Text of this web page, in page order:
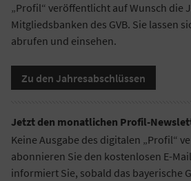
„Profil“ veröffentlicht auf Wunsch die
Mitgliedsbanken des GVB. Sie lassen
abrufen und einsehen.
Zu den Jahresabschlüssen
Jetzt den monatlichen Profil-
Keine Ausgabe des digitalen „Profil“
abonnieren Sie den kostenlosen E-
informiert Sie, sobald das bayerische